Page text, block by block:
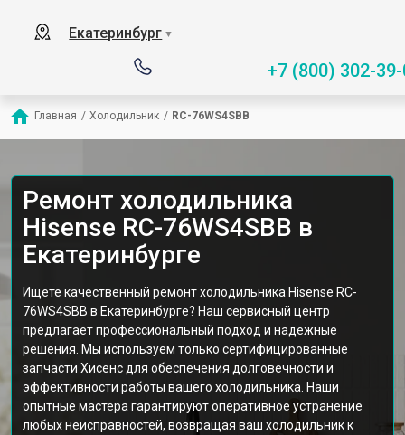
Екатеринбург ▼
+7 (800) 302-
Главная / Холодильник / RC-76WS4SBB
Ремонт холодильника
Hisense RC-76WS4SBB в
Екатеринбурге
Ищете качественный ремонт холодильника Hisense RC-
76WS4SBB в Екатеринбурге? Наш сервисный центр
предлагает профессиональный подход и надежные
решения. Мы используем только сертифицированные
запчасти Хисенс для обеспечения долговечности и
эффективности работы вашего холодильника. Наши
опытные мастера гарантируют оперативное устранение
любых неисправностей, возвращая ваш холодильник к